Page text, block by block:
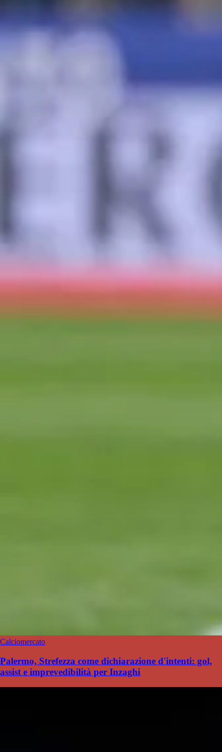
Calciomercato
Palermo, Strefezza come dichiarazione d'intenti: gol,
assist e imprevedibilità per Inzaghi